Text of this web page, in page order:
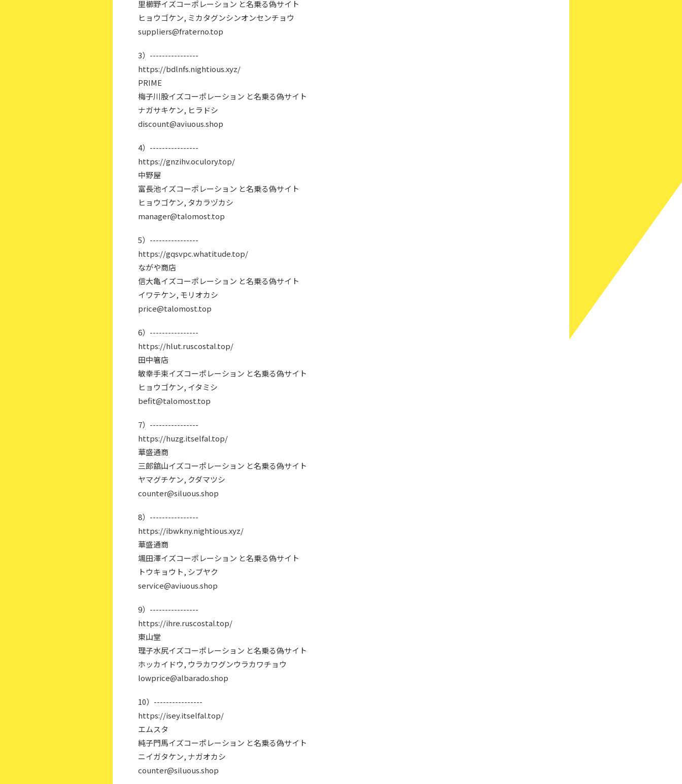
里櫛野イズコーポレーション と名乗る偽サイト
ヒョウゴケン, ミカタグンシンオンセンチョウ
suppliers@fraterno.top
3）----------------
https://bdlnfs.nightious.xyz/
PRIME
梅子川股イズコーポレーション と名乗る偽サイト
ナガサキケン, ヒラドシ
discount@aviuous.shop
4）----------------
https://gnzihv.oculory.top/
中野屋
富長池イズコーポレーション と名乗る偽サイト
ヒョウゴケン, タカラヅカシ
manager@talomost.top
5）----------------
https://gqsvpc.whatitude.top/
ながや商店
信大亀イズコーポレーション と名乗る偽サイト
イワテケン, モリオカシ
price@talomost.top
6）----------------
https://hlut.ruscostal.top/
田中箸店
敏幸手束イズコーポレーション と名乗る偽サイト
ヒョウゴケン, イタミシ
befit@talomost.top
7）----------------
https://huzg.itselfal.top/
華盛通商
三郎舘山イズコーポレーション と名乗る偽サイト
ヤマグチケン, クダマツシ
counter@siluous.shop
8）----------------
https://ibwkny.nightious.xyz/
華盛通商
颯田澤イズコーポレーション と名乗る偽サイト
トウキョウト, シブヤク
service@aviuous.shop
9）----------------
https://ihre.ruscostal.top/
東山堂
理子水尻イズコーポレーション と名乗る偽サイト
ホッカイドウ, ウラカワグンウラカワチョウ
lowprice@albarado.shop
10）----------------
https://isey.itselfal.top/
エムスタ
純子門馬イズコーポレーション と名乗る偽サイト
ニイガタケン, ナガオカシ
counter@siluous.shop